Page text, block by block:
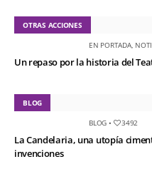
OTRAS ACCIONES
EN PORTADA,
Un repaso por la historia del
BLOG
BLOG • 3492
La Candelaria, una utopía
invenciones